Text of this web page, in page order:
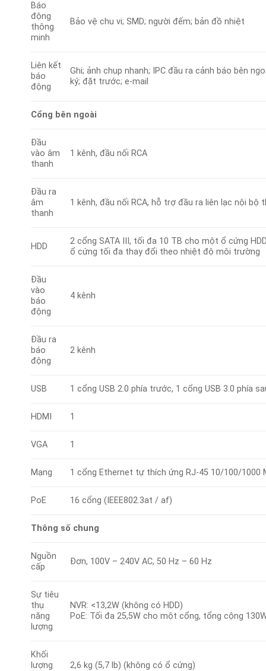
Báo
động
thông
minh
Bảo vệ chu vi; SMD; người đếm; bản đồ nhiệt
Liên kết
báo
động
Ghi; ảnh chụp nhanh; IPC đầu ra cảnh báo bên
ký; đặt trước; e-mail
Cổng bên ngoài
Đầu
vào âm
thanh
1 kênh, đầu nối RCA
Đầu ra
âm
thanh
1 kênh, đầu nối RCA, hỗ trợ đầu ra liên lạc nội bộ
HDD
2 cổng SATA III, tối đa 10 TB cho một ổ cứng
ổ cứng tối đa thay đổi theo nhiệt độ môi trường
Đầu
vào
báo
động
4 kênh
Đầu ra
báo
động
2 kênh
USB 1 cổng USB 2.0 phía trước, 1 cổng USB 3.0 phía
HDMI 1
VGA 1
Mạng 1 cổng Ethernet tự thích ứng RJ-45 10/100/1000
PoE 16 cổng (IEEE802.3at / af)
Thông số chung
Nguồn
cấp
Đơn, 100V – 240V AC, 50 Hz – 60 Hz
Sự tiêu
thụ
năng
lượng
NVR: <13,2W (không có HDD)
PoE: Tối đa 25,5W cho một cổng, tổng cộng
Khối
lượng
2,6 kg (5,7 lb) (không có ổ cứng)